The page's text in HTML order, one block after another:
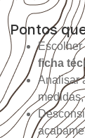
Pontos
Escolher
ficha
Analisar